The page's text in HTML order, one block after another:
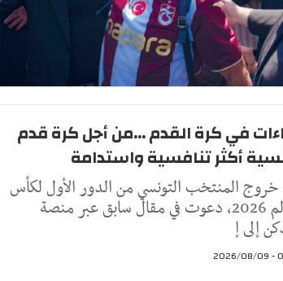
في كرة القدم ...من أجل كرة قدم
أكثر تنافسية واستدامة
المنتخب التونسي من الدور الأول لكأس
العالم 2026، دعوت في مقال سابق عبر منصة
إلى إ